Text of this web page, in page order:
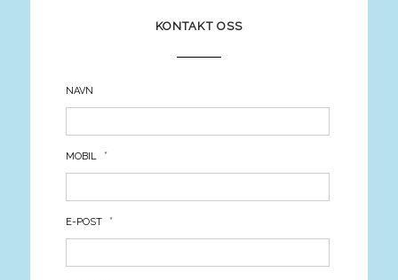
KONTAKT OSS
NAVN
MOBIL *
E-POST *